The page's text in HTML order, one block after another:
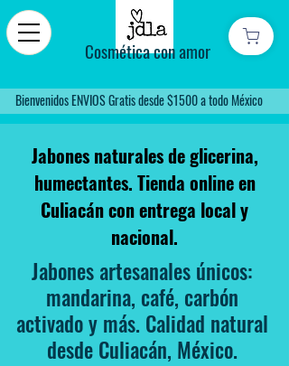
Cosmética con amor
Bienvenidos ENVIOS Gratis desde $1500 a todo México
Jabones naturales de glicerina,
humectantes. Tienda online en
Culiacán con entrega local y
nacional.
Jabones artesanales únicos:
mandarina, café, carbón
activado y más. Calidad natural
desde Culiacán, México.